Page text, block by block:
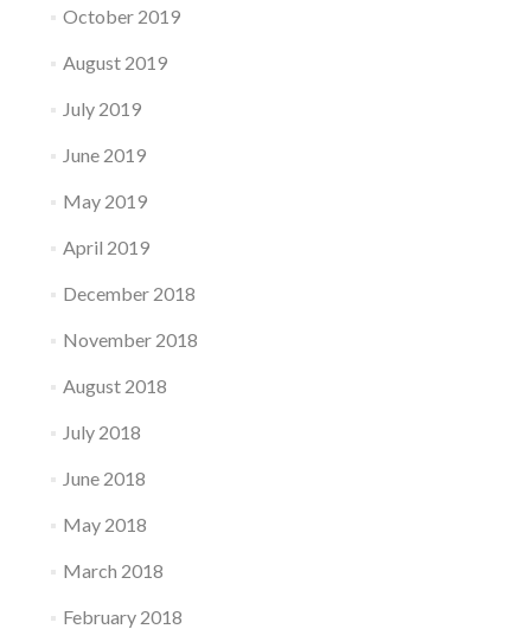
October 2019
August 2019
July 2019
June 2019
May 2019
April 2019
December 2018
November 2018
August 2018
July 2018
June 2018
May 2018
March 2018
February 2018